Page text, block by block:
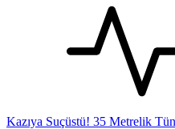
Kazıya Suçüstü! 35 Metrelik